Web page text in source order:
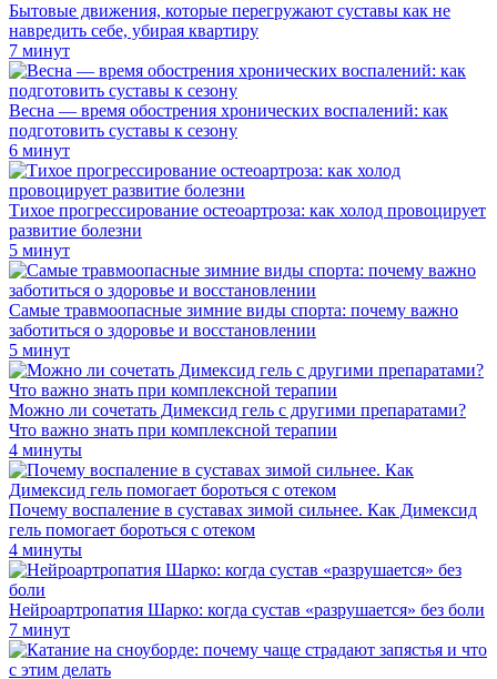
Бытовые движения, которые перегружают суставы как не
навредить себе, убирая квартиру
7 минут
Весна — время обострения хронических воспалений: как
подготовить суставы к сезону
6 минут
Тихое прогрессирование остеоартроза: как холод провоцирует
развитие болезни
5 минут
Самые травмоопасные зимние виды спорта: почему важно
заботиться о здоровье и восстановлении
5 минут
Можно ли сочетать Димексид гель с другими препаратами?
Что важно знать при комплексной терапии
4 минуты
Почему воспаление в суставах зимой сильнее. Как Димексид
гель помогает бороться с отеком
4 минуты
Нейроартропатия Шарко: когда сустав «разрушается» без боли
7 минут